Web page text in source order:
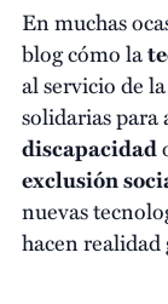
En muchas
blog cómo la
al servicio de la
solidarias para
discapacidad
exclusión
nuevas
hacen realidad